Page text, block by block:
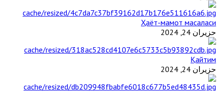
Ҳаёт-мамот масаласи
حزيران 24, 2024
Қайтим
حزيران 24, 2024